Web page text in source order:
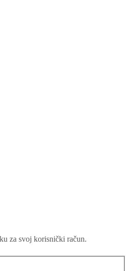
za svoj korisnički račun.